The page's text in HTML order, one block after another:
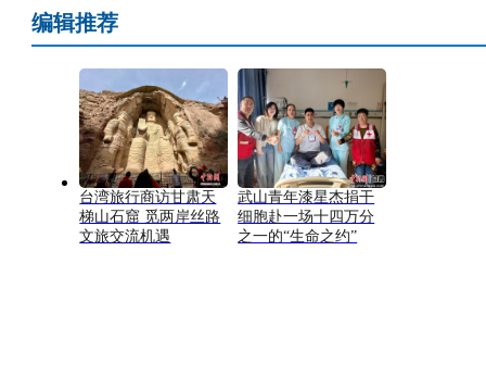
编辑推荐
台湾旅行商访甘肃天
梯山石窟 觅两岸丝路
文旅交流机遇
武山青年漆星杰捐干
细胞赴一场十四万分
之一的“生命之约”